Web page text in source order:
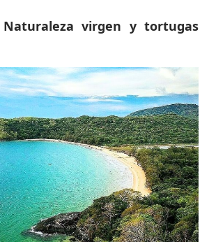
virgen y tortugas